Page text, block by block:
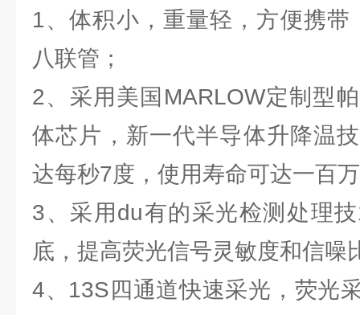
1、体积小，重量轻，方便携带
八联管；
2、采用美国MARLOW定制型
体芯片，新一代半导体升降温
达每秒7度，使用寿命可达一百
3、采用du有的采光检测处理
底，提高荧光信号灵敏度和信噪
4、13S四通道快速采光，荧光